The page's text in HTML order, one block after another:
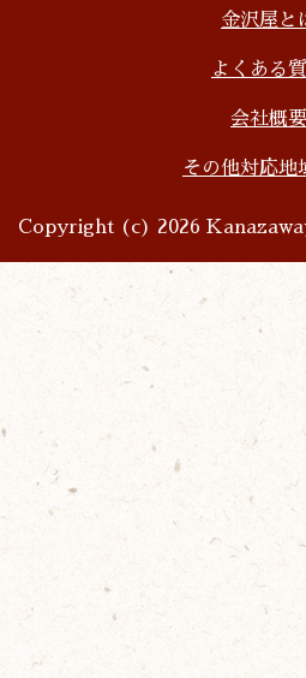
金沢屋と
よくある
会社概要
その他対応地
Copyright (c) 2026